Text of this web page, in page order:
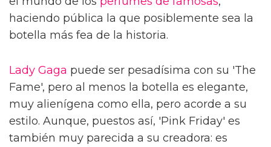
haciendo pública la que posiblemente sea la
botella más fea de la historia.
Lady Gaga puede ser pesadísima con su 'The
Fame', pero al menos la botella es elegante,
muy alienígena como ella, pero acorde a su
estilo. Aunque, puestos así, 'Pink Friday' es
también muy parecida a su creadora: es